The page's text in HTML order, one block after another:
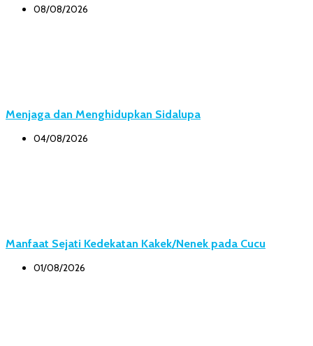
08/08/2026
Menjaga dan Menghidupkan Sidalupa
04/08/2026
Manfaat Sejati Kedekatan Kakek/Nenek pada Cucu
01/08/2026